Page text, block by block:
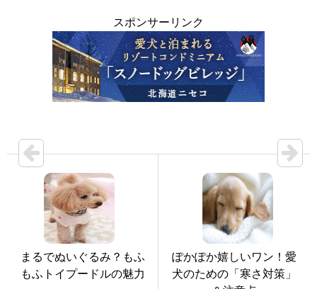
スポンサーリンク
まるでぬいぐるみ？もふ
もふトイプードルの魅力
ぽかぽか嬉しいワン！愛
犬のための「寒さ対策」